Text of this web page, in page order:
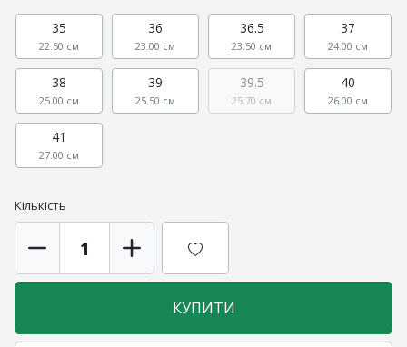
35
22.50 см
36
23.00 см
36.5
23.50 см
37
24.00 см
38
25.00 см
39
25.50 см
39.5
25.70 см
40
26.00 см
41
27.00 см
Кількість
КУПИТИ